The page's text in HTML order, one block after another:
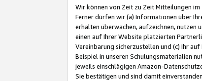
Wir können von Zeit zu Zeit Mitteilungen
Ferner dürfen wir (a) Informationen über
erhalten überwachen, aufzeichnen, nutzen
einen auf Ihrer Website platzierten
Vereinbarung sicherzustellen und (c) Ihr
Beispiel in unseren Schulungsmaterialien
jeweils einschlägigen Amazon-
Sie bestätigen und sind damit